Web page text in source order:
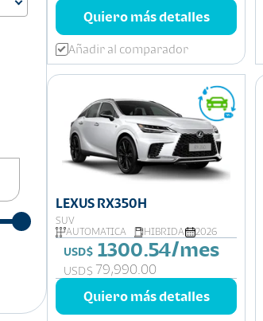
Quiero más detalles
Añadir al comparador
LEXUS RX350H
SUV
AUTOMATICA
HIBRIDA 2026
USD$ 1300.54/mes
USD$ 79,990.00
Quiero más detalles